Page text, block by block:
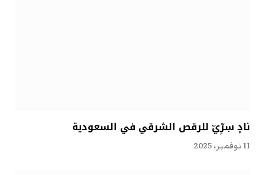
نادٍ سِرِّيّ للرقص الشرقي في السعودية
11 نوفمبر، 2025